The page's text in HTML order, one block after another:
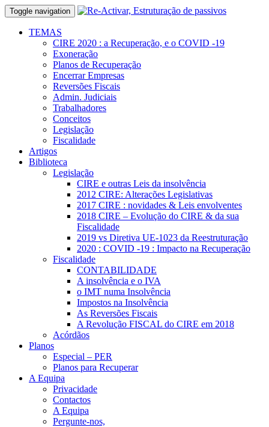
Toggle navigation
TEMAS
CIRE 2020 : a Recuperação, e o COVID -19
Exoneração
Planos de Recuperação
Encerrar Empresas
Reversões Fiscais
Admin. Judiciais
Trabalhadores
Conceitos
Legislação
Fiscalidade
Artigos
Biblioteca
Legislação
CIRE e outras Leis da insolvência
2012 CIRE: Alterações Legislativas
2017 CIRE : novidades & Leis envolventes
2018 CIRE – Evolução do CIRE & da sua
Fiscalidade
2019 vs Diretiva UE-1023 da Reestruturação
2020 : COVID -19 : Impacto na Recuperação
Fiscalidade
CONTABILIDADE
A insolvência e o IVA
o IMT numa Insolvência
Impostos na Insolvência
As Reversões Fiscais
A Revolução FISCAL do CIRE em 2018
Acórdãos
Planos
Especial – PER
Planos para Recuperar
A Equipa
Privacidade
Contactos
A Equipa
Pergunte-nos,